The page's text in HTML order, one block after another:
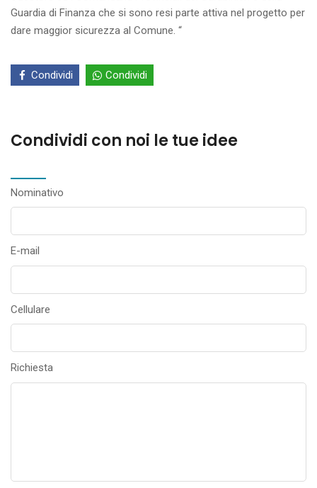
Guardia di Finanza che si sono resi parte attiva nel progetto per
dare maggior sicurezza al Comune. “
Condividi Condividi
Condividi con noi le tue idee
Nominativo
E-mail
Cellulare
Richiesta